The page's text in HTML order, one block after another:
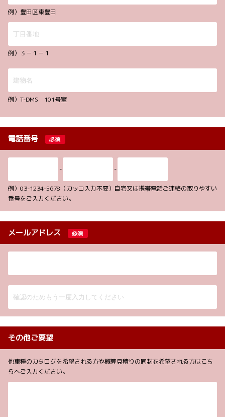
例）豊田区東豊田
例）３－１－１
例）T-DMS 101号室
電話番号 必須
- -
例）03-1234-5678（カッコ入力不要）自宅又は携帯電話ご連絡の取りやすい
番号をご入力ください。
メールアドレス 必須
その他ご要望
他車種のカタログを希望される方や概算見積りの同封を希望される方はこち
らへご入力ください。